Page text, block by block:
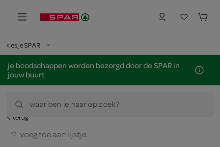
kies je SPAR
je boodschappen worden bezorgd door de SPAR in
jouw buurt
waar ben je naar op zoek?
terug
voeg toe aan lijstje